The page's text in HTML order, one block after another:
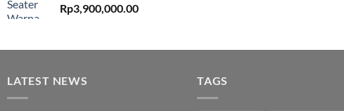
Rp3,900,000.00
LATEST NEWS TAGS